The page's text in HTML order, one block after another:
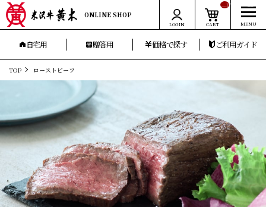
ONLINE SHOP
LOGIN CART
__ITM_CNT__
自宅用 贈答用 価格で探す ご利用ガイド
TOP ローストビーフ